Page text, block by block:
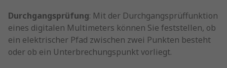
Durchgangsprüfung: Mit der Durchgangsprüffunktion
eines digitalen Multimeters können Sie feststellen, ob
ein elektrischer Pfad zwischen zwei Punkten besteht
oder ob ein Unterbrechungspunkt vorliegt.